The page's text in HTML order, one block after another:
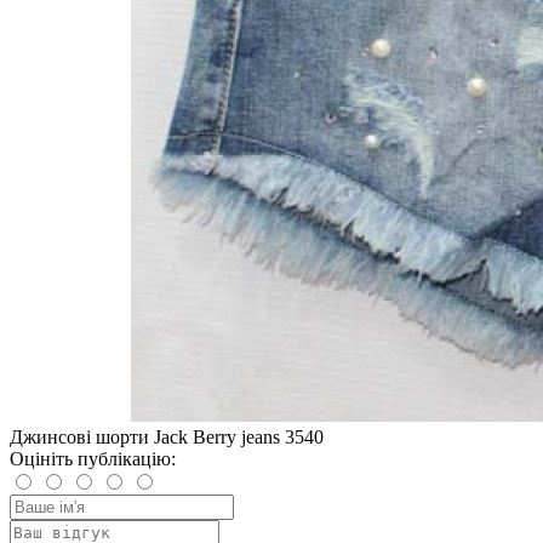
Джинсові шорти Jack Berry jeans 3540
Оцініть публікацію: